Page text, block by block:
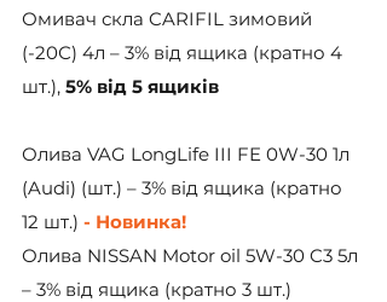
Омивач скла CARIFIL зимовий
(-20С) 4л – 3% від ящика (кратно 4
шт.), 5% від 5 ящиків
Олива VAG LongLife III FE 0W-30 1л
(Audi) (шт.) – 3% від ящика (кратно
12 шт.) - Новинка!
Олива NISSAN Motor oil 5W-30 C3 5л
– 3% від ящика (кратно 3 шт.)